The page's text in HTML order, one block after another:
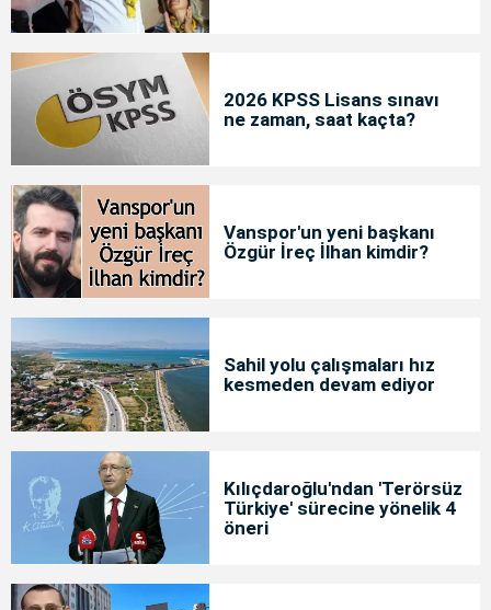
2026 KPSS Lisans sınavı
ne zaman, saat kaçta?
Vanspor'un yeni başkanı
Özgür İreç İlhan kimdir?
Sahil yolu çalışmaları hız
kesmeden devam ediyor
Kılıçdaroğlu'ndan 'Terörsüz
Türkiye' sürecine yönelik 4
öneri